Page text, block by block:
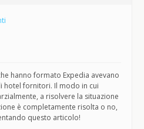
hanno formato Expedia avevano
hotel fornitori. Il modo in cui
a risolvere la situazione
è completamente risolta o no,
questo articolo!